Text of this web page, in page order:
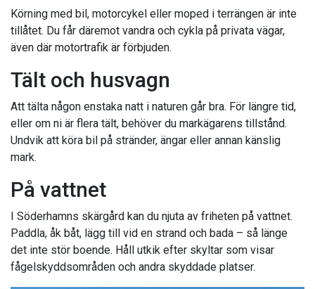
Körning med bil, motorcykel eller moped i terrängen är inte
tillåtet. Du får däremot vandra och cykla på privata vägar,
även där motortrafik är förbjuden.
Tält och husvagn
Att tälta någon enstaka natt i naturen går bra. För längre tid,
eller om ni är flera tält, behöver du markägarens tillstånd.
Undvik att köra bil på stränder, ängar eller annan känslig
mark.
På vattnet
I Söderhamns skärgård kan du njuta av friheten på vattnet.
Paddla, åk båt, lägg till vid en strand och bada – så länge
det inte stör boende. Håll utkik efter skyltar som visar
fågelskyddsområden och andra skyddade platser.